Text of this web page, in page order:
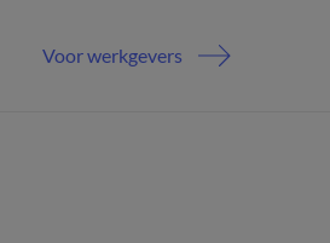
Voor werkgevers